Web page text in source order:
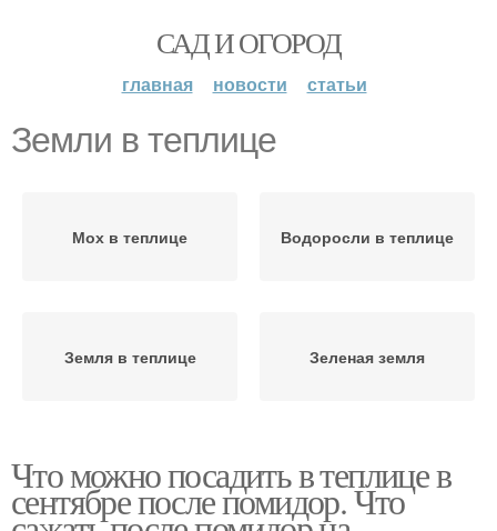
САД И ОГОРОД
главная новости статьи
Земли в теплице
Мох в теплице Водоросли в теплице
Земля в теплице Зеленая земля
Что можно посадить в теплице в
сентябре после помидор. Что